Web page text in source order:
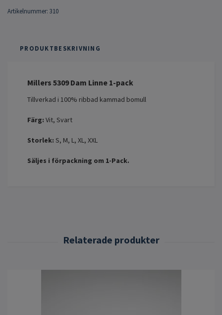
Artikelnummer: 310
PRODUKTBESKRIVNING
Millers 5309 Dam Linne 1-pack
Tillverkad i 100% ribbad kammad bomull
Färg: Vit, Svart
Storlek: S, M, L, XL, XXL
Säljes i förpackning om 1-Pack.